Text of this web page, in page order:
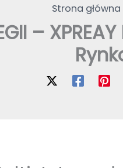
Strona główna
–